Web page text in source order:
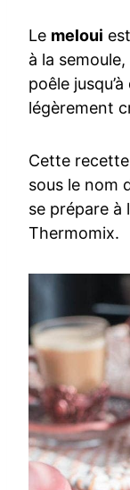
Le meloui
à la
poêle
légèrement
Cette
sous le nom
se prépare à
Thermomix.